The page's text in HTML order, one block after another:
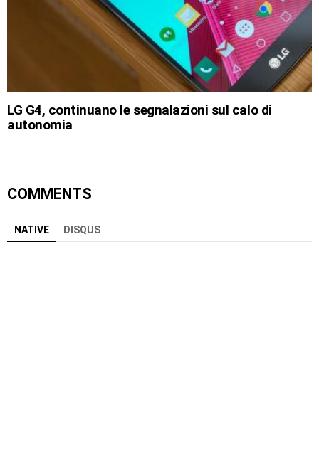
LG G4, continuano le segnalazioni sul calo di
autonomia
COMMENTS
NATIVE DISQUS